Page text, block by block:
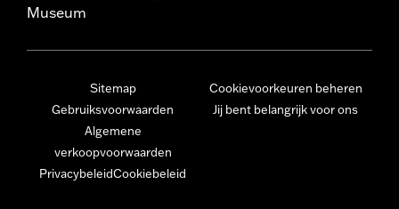
Museum
Sitemap
Gebruiksvoorwaarden
Algemene
verkoopvoorwaarden
PrivacybeleidCookiebeleid
Cookievoorkeuren beheren
Jij bent belangrijk voor ons